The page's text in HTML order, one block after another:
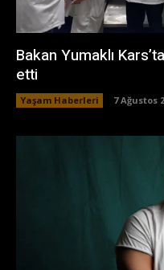
Bakan Yumaklı
etti
Yaşam Haberleri 7 Ağustos